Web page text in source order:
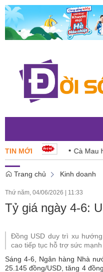
TIN MỚI
quả Cà Mau
Trang chủ Kinh doanh
Thứ năm, 04/06/2026 | 11:33
Tỷ giá ngày 4-6:
Đồng USD duy trì xu
cao tiếp tục hỗ trợ sức mạnh
Sáng 4-6, Ngân hàng Nhà
25.145 đồng/USD, tăng 4